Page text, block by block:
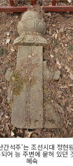
간석주'는 조선시대 정현
어 능 주변에 묻혀 있던
혜숙